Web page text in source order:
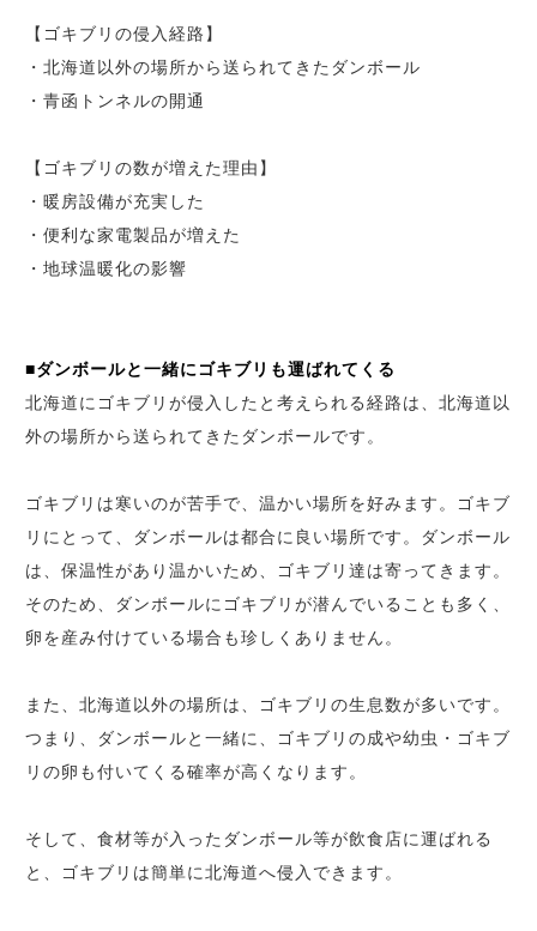
【ゴキブリの侵入経路】
・北海道以外の場所から送られてきたダンボール
・青函トンネルの開通
【ゴキブリの数が増えた理由】
・暖房設備が充実した
・便利な家電製品が増えた
・地球温暖化の影響
■ダンボールと一緒にゴキブリも運ばれてくる
北海道にゴキブリが侵入したと考えられる経路は、北海道以
外の場所から送られてきたダンボールです。
ゴキブリは寒いのが苦手で、温かい場所を好みます。ゴキブ
リにとって、ダンボールは都合に良い場所です。ダンボール
は、保温性があり温かいため、ゴキブリ達は寄ってきます。
そのため、ダンボールにゴキブリが潜んでいることも多く、
卵を産み付けている場合も珍しくありません。
また、北海道以外の場所は、ゴキブリの生息数が多いです。
つまり、ダンボールと一緒に、ゴキブリの成や幼虫・ゴキブ
リの卵も付いてくる確率が高くなります。
そして、食材等が入ったダンボール等が飲食店に運ばれる
と、ゴキブリは簡単に北海道へ侵入できます。